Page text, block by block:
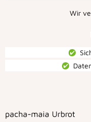
Wir
pacha-maia Urbrot